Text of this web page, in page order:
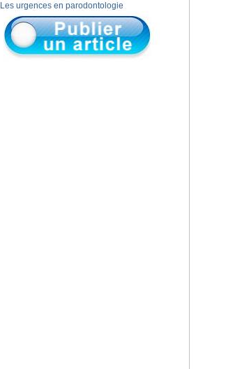
Les urgences en parodontologie